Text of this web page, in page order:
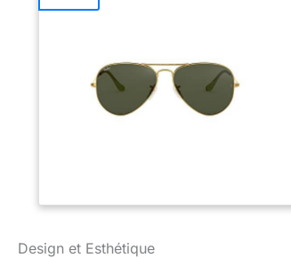
Design et Esthétique